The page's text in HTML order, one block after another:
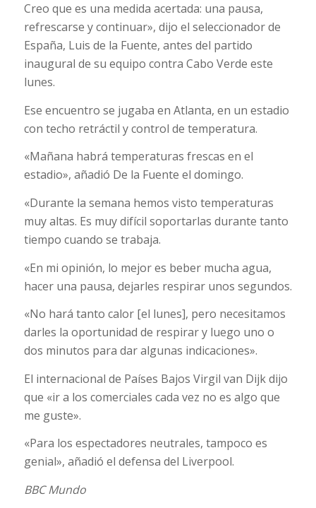
Creo que es una medida acertada: una pausa,
refrescarse y continuar», dijo el seleccionador de
España, Luis de la Fuente, antes del partido
inaugural de su equipo contra Cabo Verde este
lunes.
Ese encuentro se jugaba en Atlanta, en un estadio
con techo retráctil y control de temperatura.
«Mañana habrá temperaturas frescas en el
estadio», añadió De la Fuente el domingo.
«Durante la semana hemos visto temperaturas
muy altas. Es muy difícil soportarlas durante tanto
tiempo cuando se trabaja.
«En mi opinión, lo mejor es beber mucha agua,
hacer una pausa, dejarles respirar unos segundos.
«No hará tanto calor [el lunes], pero necesitamos
darles la oportunidad de respirar y luego uno o
dos minutos para dar algunas indicaciones».
El internacional de Países Bajos Virgil van Dijk dijo
que «ir a los comerciales cada vez no es algo que
me guste».
«Para los espectadores neutrales, tampoco es
genial», añadió el defensa del Liverpool.
BBC Mundo